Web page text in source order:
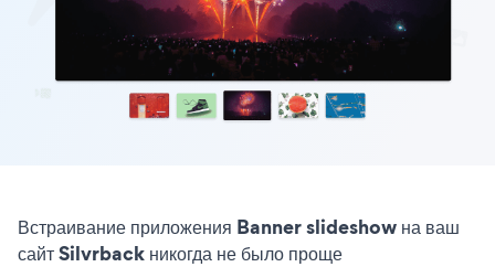
Встраивание приложения Banner slideshow на ваш
сайт Silvrback никогда не было проще